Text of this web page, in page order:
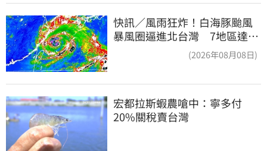
快訊／風雨狂炸！白海豚颱風
暴風圈逼進北台灣 7地區達停
(2026年08月08日)
宏都拉斯蝦農嗆中：寧多付
20%關稅賣台灣